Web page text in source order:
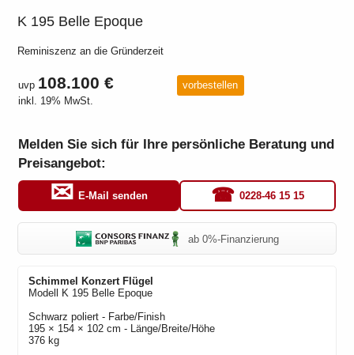
K 195 Belle Epoque
Reminiszenz an die Gründerzeit
uvp 108.100 €
inkl. 19% MwSt.
vorbestellen
Melden Sie sich für Ihre persönliche Beratung und
Preisangebot:
E-Mail senden 0228-46 15 15
ab 0%-Finanzierung
Schimmel Konzert Flügel
Modell
K 195 Belle Epoque
Schwarz poliert - Farbe/Finish
195 × 154 × 102 cm - Länge/Breite/Höhe
376 kg